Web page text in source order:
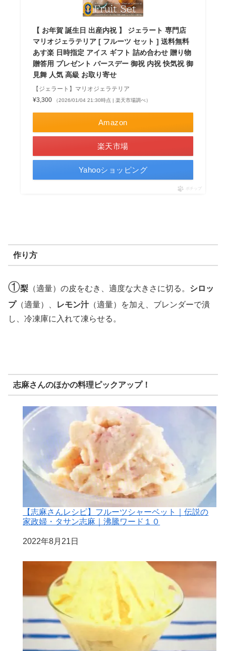
【 お年賀 誕生日 出産内祝 】 ジェラート 専門店
マリオジェラテリア [ フルーツ セット ] 送料無料
あす楽 日時指定 アイス ギフト 詰め合わせ 贈り物
贈答用 プレゼント バースデー 御祝 内祝 快気祝 御
見舞 人気 高級 お取り寄せ
【ジェラート】マリオジェラテリア
¥3,300
（2026/01/04 21:30時点 | 楽天市場調べ）
Amazon
楽天市場
Yahooショッピング
ポチップ
作り方
①梨 （適量）の皮をむき、適度な大きさに切る。 シロッ
プ（適量）、 レモン汁（適量）を加え、ブレンダーで潰
し、冷凍庫に入れて凍らせる。
志麻さんのほかの料理ピックアップ！
【志麻さんレシピ】フルーツシャーベット｜伝説の
家政婦・タサン志麻｜沸騰ワード１０
日付
2022年8月21日